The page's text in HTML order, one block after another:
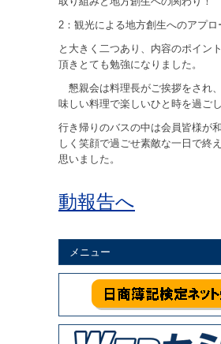
2：観光による地方創生へのアプロ
と大きく二つあり、内容のポイン
頂きとても勉強になりました。
懇親会は料理長がご挨拶をされ
味しい料理で楽しいひと時を過ごし
行き帰りのバスの中は会員皆様が
しく笑顔で過ごせ素敵な一日で終
思いました。
動報告へ
メニュー